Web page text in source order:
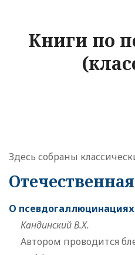
Книги по
Здесь собраны
О псевдогаллюцинациях
Кандинский В.Х.
Автором проводится